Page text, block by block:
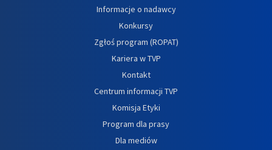
Informacje o nadawcy
Konkursy
Zgłoś program (ROPAT)
Kariera w TVP
Kontakt
Centrum informacji TVP
Komisja Etyki
Program dla prasy
Dla mediów